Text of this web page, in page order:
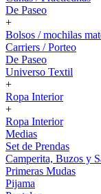
De Paseo
+
Bolsos / mochilas
Carriers / Porteo
De Paseo
Universo Textil
+
Ropa Interior
+
Ropa Interior
Medias
Set de Prendas
Camperita, Buzos y
Primeras Mudas
Pijama